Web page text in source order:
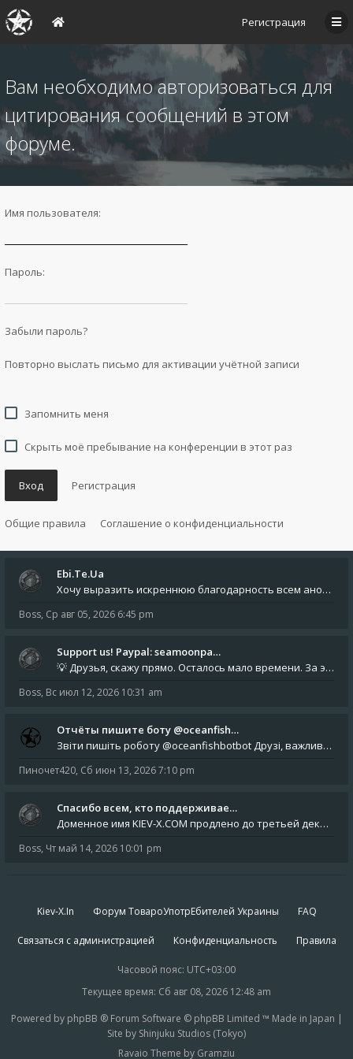
Регистрация
Вам необходимо авторизоваться для
цитирования сообщений в этом
форуме.
Имя пользователя:
Пароль:
Забыли пароль?
Повторно выслать письмо для активации учётной записи
Запомнить меня
Скрыть моё пребывание на конференции в этот раз
Вход Регистрация
Общие правила Соглашение о конфиденциальности
Ebi.Te.Ua
Хочу выразить искреннюю благодарность всем анонимным пользователям, которые поддержали наше сообщество финансово. Благод
Boss, Ср авг 05, 2026 6:45 pm
Support us! Paypal: seamoonpa…
💡 Друзья, скажу прямо. Осталось мало времени. За это время нам нужно закрыть последние обязательные расходы: около 500
Boss, Вс июл 12, 2026 10:31 am
Отчёты пишите боту @oceanfish…
Звіти пишіть роботу @oceanfishbotbot Друзі, важливе повідомлення для учасників форума. Основне звернення опублікован
Пиночет420, Сб июн 13, 2026 7:10 pm
Спасибо всем, кто поддерживае…
Доменное имя KIEV-X.COM продлено до третьей декады августа 2027 года! Спасибо всем анонимным пользователям, которые по
Boss, Чт май 14, 2026 10:01 pm
Kiev-X.In Форум ТовароУпотрЕбителей Украины FAQ
Связаться с администрацией Конфиденциальность Правила
Часовой пояс: UTC+03:00
Текущее время: Сб авг 08, 2026 12:48 am
Powered by phpBB ® Forum Software © phpBB Limited ™ Made in Japan |
Site by Shinjuku Studios (Tokyo)
Ravaio Theme by Gramziu